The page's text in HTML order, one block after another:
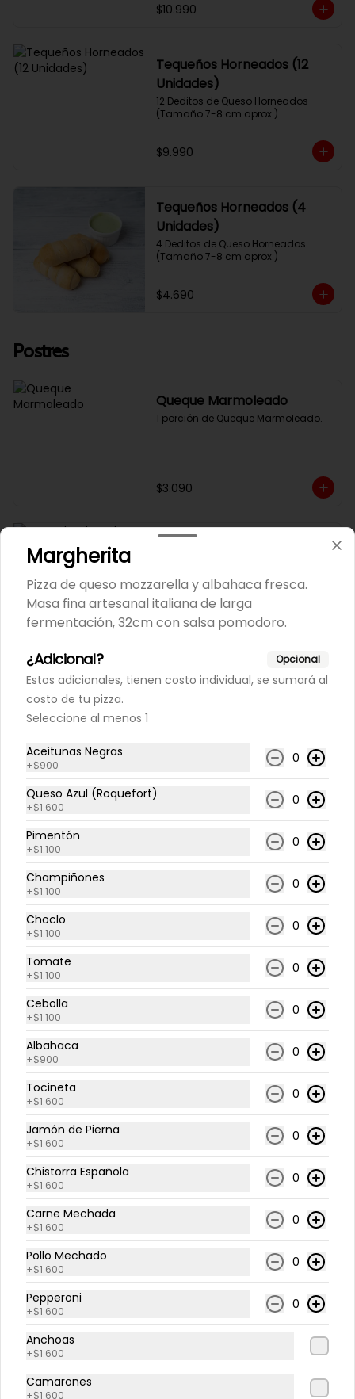
$10.990
Tequeños Horneados (12
Unidades)
12 Deditos de Queso Horneados
(Tamaño 7-8 cm aprox.)
$9.990
Tequeños Horneados (4
Unidades)
4 Deditos de Queso Horneados
(Tamaño 7-8 cm aprox.)
$4.690
Postres
Queque Marmoleado
1 porción de Queque Marmoleado.
$3.090
Torta de Chocolate
$3.590
Bebidas
$1.290
Bebida Lata 350ml
Malta Polar Lata 355ml
Términos y condiciones
Política de privacidad
Redes sociales
Margherita
Pizza de queso mozzarella y albahaca fresca.
Masa fina artesanal italiana de larga
fermentación, 32cm con salsa pomodoro.
¿Adicional? Opcional
Estos adicionales, tienen costo individual, se sumará al
costo de tu pizza.
Seleccione al menos 1
Aceitunas Negras
+$900 0
Queso Azul (Roquefort)
+$1.600 0
Pimentón
+$1.100 0
Champiñones
+$1.100 0
Choclo
+$1.100 0
Tomate
+$1.100 0
Cebolla
+$1.100 0
Albahaca
+$900 0
Tocineta
+$1.600 0
Jamón de Pierna
+$1.600 0
Chistorra Española
+$1.600 0
Carne Mechada
+$1.600 0
Pollo Mechado
+$1.600 0
Pepperoni
+$1.600 0
Anchoas
+$1.600
Camarones
+$1.600